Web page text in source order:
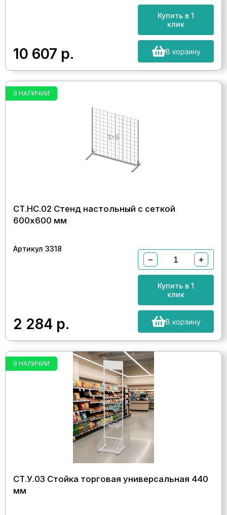
10 607 р.
Купить в 1
клик
В корзину
В НАЛИЧИИ
СТ.НС.02 Стенд настольный с сеткой
600х600 мм
Артикул 3318
2 284 р.
− +
Купить в 1
клик
В корзину
В НАЛИЧИИ
СТ.У.03 Стойка торговая универсальная 440
мм